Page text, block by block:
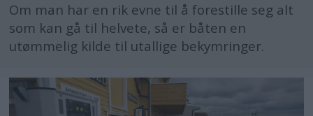
Om man har en rik evne til å forestille seg alt
som kan gå til helvete, så er båten en
utømmelig kilde til utallige bekymringer.